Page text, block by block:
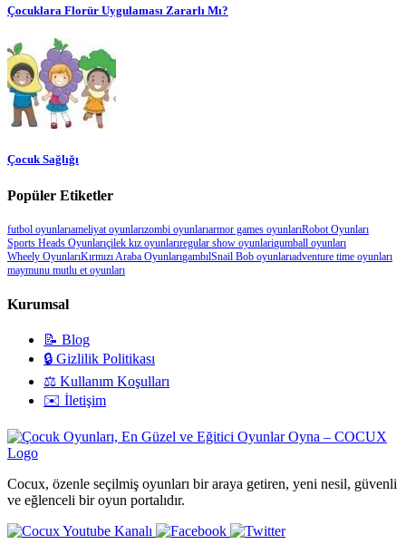
Çocuklara Florür Uygulaması Zararlı Mı?
Çocuk Sağlığı
Popüler Etiketler
futbol oyunlarıameliyat oyunlarızombi oyunlarıarmor games oyunlarıRobot Oyunları
Sports Heads Oyunlarıçilek kız oyunlarıregular show oyunlarigumball oyunları
Wheely OyunlarıKırmızı Araba OyunlarıgambılSnail Bob oyunlarıadventure time oyunları
maymunu mutlu et oyunları
Kurumsal
📝 Blog
🔒 Gizlilik Politikası
⚖️ Kullanım Koşulları
✉️ İletişim
Cocux, özenle seçilmiş oyunları bir araya getiren, yeni nesil, güvenli
ve eğlenceli bir oyun portalıdır.